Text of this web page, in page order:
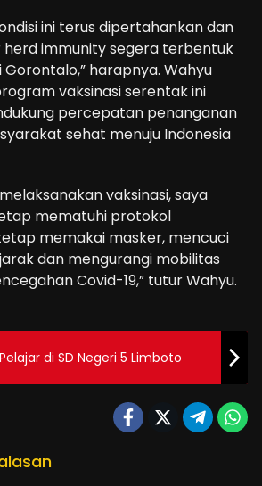
ini terus dipertahankan dan
immunity segera terbentuk
Gorontalo,” harapnya. Wahyu
vaksinasi serentak ini
percepatan penanganan
sehat menuju Indonesia
vaksinasi, saya
mematuhi protokol
memakai masker, mencuci
dan mengurangi mobilitas
Covid-19,” tutur Wahyu.
di SD Negeri 5 Limboto